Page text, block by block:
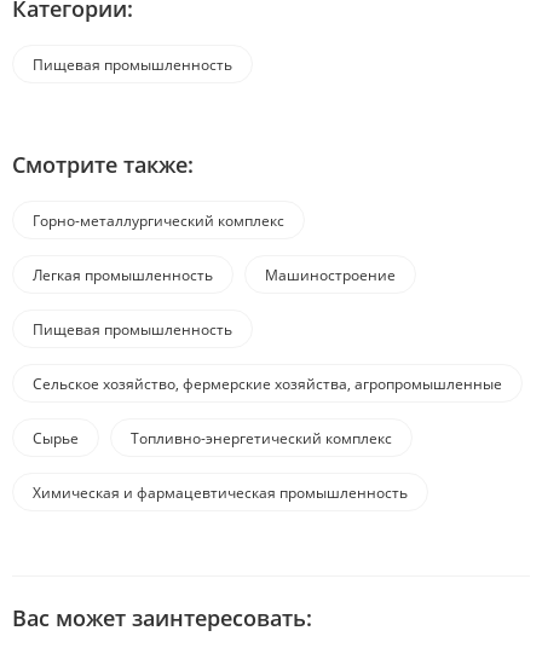
Категории:
Пищевая промышленность
Смотрите также:
Горно-металлургический комплекс
Легкая промышленность Машиностроение
Пищевая промышленность
Сельское хозяйство, фермерские хозяйства, агропромышленные
Сырье Топливно-энергетический комплекс
Химическая и фармацевтическая промышленность
Вас может заинтересовать: